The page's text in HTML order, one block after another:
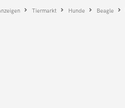
Tiermarkt Hunde Beagle